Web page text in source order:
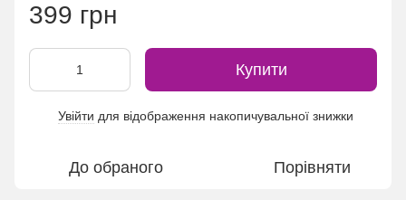
399 грн
Купити
Увійти для відображення накопичувальної знижки
До обраного Порівняти